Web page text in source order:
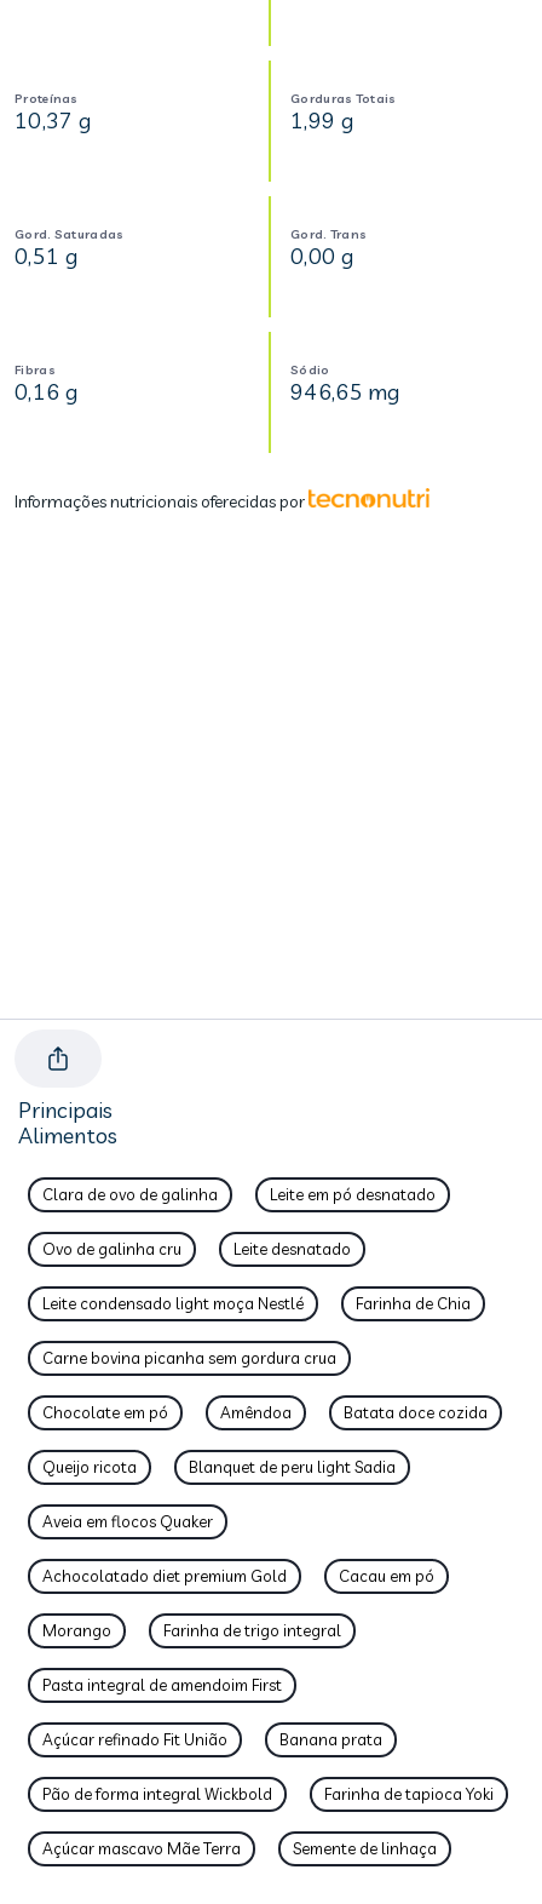
Proteínas
10,37 g
Gorduras Totais
1,99 g
Gord. Saturadas
0,51 g
Gord. Trans
0,00 g
Fibras
0,16 g
Sódio
946,65 mg
Informações nutricionais oferecidas por
Principais
Alimentos
Clara de ovo de galinha Leite em pó desnatado
Ovo de galinha cru Leite desnatado
Leite condensado light moça Nestlé Farinha de Chia
Carne bovina picanha sem gordura crua
Chocolate em pó Amêndoa Batata doce cozida
Queijo ricota Blanquet de peru light Sadia
Aveia em flocos Quaker
Achocolatado diet premium Gold Cacau em pó
Morango Farinha de trigo integral
Pasta integral de amendoim First
Açúcar refinado Fit União Banana prata
Pão de forma integral Wickbold Farinha de tapioca Yoki
Açúcar mascavo Mãe Terra Semente de linhaça